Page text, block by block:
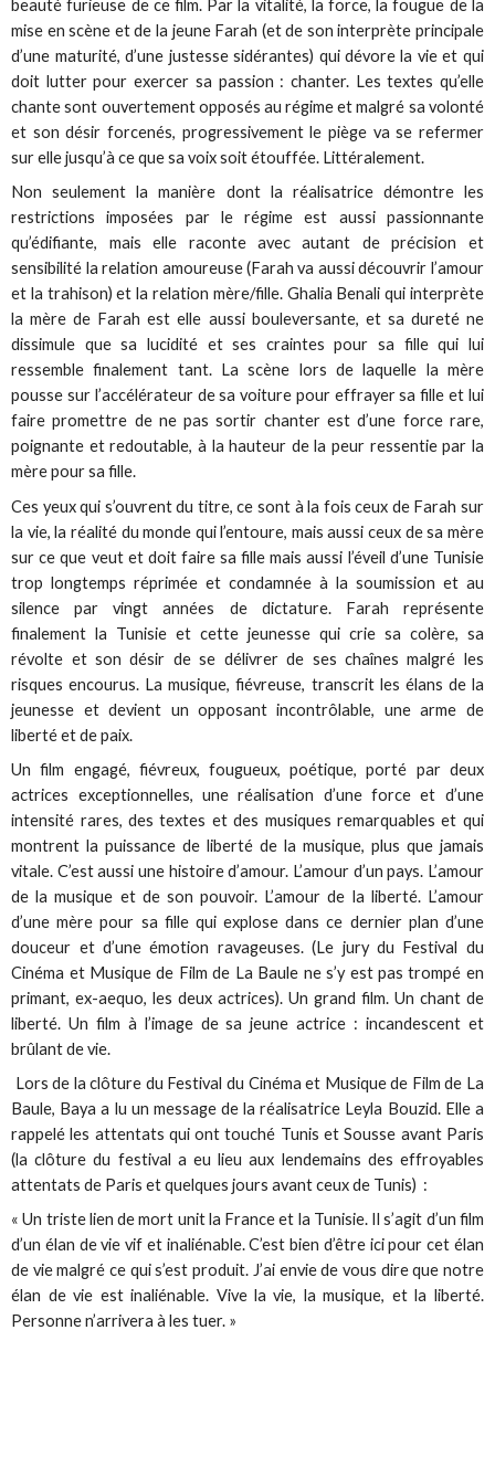
beauté furieuse de ce film. Par la vitalité, la force, la fougue de la
mise en scène et de la jeune Farah (et de son interprète principale
d’une maturité, d’une justesse sidérantes) qui dévore la vie et qui
doit lutter pour exercer sa passion : chanter. Les textes qu’elle
chante sont ouvertement opposés au régime et malgré sa volonté
et son désir forcenés, progressivement le piège va se refermer
sur elle jusqu’à ce que sa voix soit étouffée. Littéralement.
Non seulement la manière dont la réalisatrice démontre les
restrictions imposées par le régime est aussi passionnante
qu’édifiante, mais elle raconte avec autant de précision et
sensibilité la relation amoureuse (Farah va aussi découvrir l’amour
et la trahison) et la relation mère/fille. Ghalia Benali qui interprète
la mère de Farah est elle aussi bouleversante, et sa dureté ne
dissimule que sa lucidité et ses craintes pour sa fille qui lui
ressemble finalement tant. La scène lors de laquelle la mère
pousse sur l’accélérateur de sa voiture pour effrayer sa fille et lui
faire promettre de ne pas sortir chanter est d’une force rare,
poignante et redoutable, à la hauteur de la peur ressentie par la
mère pour sa fille.
Ces yeux qui s’ouvrent du titre, ce sont à la fois ceux de Farah sur
la vie, la réalité du monde qui l’entoure, mais aussi ceux de sa mère
sur ce que veut et doit faire sa fille mais aussi l’éveil d’une Tunisie
trop longtemps réprimée et condamnée à la soumission et au
silence par vingt années de dictature. Farah représente
finalement la Tunisie et cette jeunesse qui crie sa colère, sa
révolte et son désir de se délivrer de ses chaînes malgré les
risques encourus. La musique, fiévreuse, transcrit les élans de la
jeunesse et devient un opposant incontrôlable, une arme de
liberté et de paix.
Un film engagé, fiévreux, fougueux, poétique, porté par deux
actrices exceptionnelles, une réalisation d’une force et d’une
intensité rares, des textes et des musiques remarquables et qui
montrent la puissance de liberté de la musique, plus que jamais
vitale. C’est aussi une histoire d’amour. L’amour d’un pays. L’amour
de la musique et de son pouvoir. L’amour de la liberté. L’amour
d’une mère pour sa fille qui explose dans ce dernier plan d’une
douceur et d’une émotion ravageuses. (Le jury du Festival du
Cinéma et Musique de Film de La Baule ne s’y est pas trompé en
primant, ex-aequo, les deux actrices). Un grand film. Un chant de
liberté. Un film à l’image de sa jeune actrice : incandescent et
brûlant de vie.
Lors de la clôture du Festival du Cinéma et Musique de Film de La
Baule, Baya a lu un message de la réalisatrice Leyla Bouzid. Elle a
rappelé les attentats qui ont touché Tunis et Sousse avant Paris
(la clôture du festival a eu lieu aux lendemains des effroyables
attentats de Paris et quelques jours avant ceux de Tunis) :
« Un triste lien de mort unit la France et la Tunisie. Il s’agit d’un film
d’un élan de vie vif et inaliénable. C’est bien d’être ici pour cet élan
de vie malgré ce qui s’est produit. J’ai envie de vous dire que notre
élan de vie est inaliénable. Vive la vie, la musique, et la liberté.
Personne n’arrivera à les tuer. »